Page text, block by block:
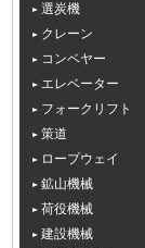
選炭機
クレーン
コンベヤー
エレベーター
フォークリフト
策道
ロープウェイ
鉱山機械
荷役機械
建設機械